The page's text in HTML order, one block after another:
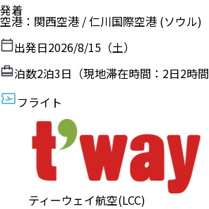
発着
空港 ： 関西空港 /仁川国際空港 (ソウル)
出発日2026/8/15（土）
泊数2泊3日（現地滞在時間： 2日2時間
フライト
ティーウェイ航空(LCC)